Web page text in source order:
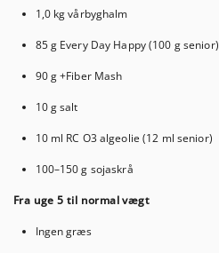
1,0 kg vårbyghalm
85 g Every Day Happy (100 g senior)
90 g +Fiber Mash
10 g salt
10 ml RC O3 algeolie (12 ml senior)
100–150 g sojaskrå
Fra uge 5 til normal vægt
Ingen græs